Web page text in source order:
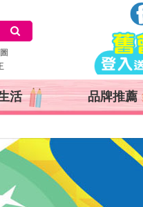
圖
活 品牌推薦